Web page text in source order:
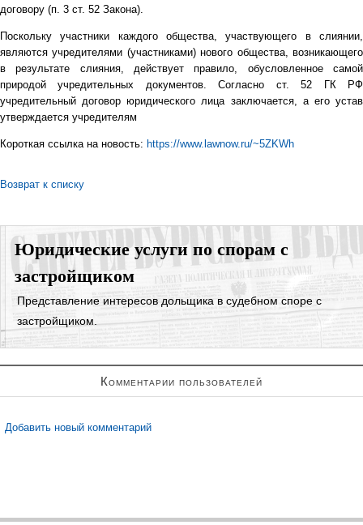
договору (п. 3 ст. 52 Закона).
Поскольку участники каждого общества, участвующего в слиянии,
являются учредителями (участниками) нового общества, возникающего
в результате слияния, действует правило, обусловленное самой
природой учредительных документов. Согласно ст. 52 ГК РФ
учредительный договор юридического лица заключается, а его устав
утверждается учредителям
Короткая ссылка на новость: https://www.lawnow.ru/~5ZKWh
Возврат к списку
Юридические услуги по спорам с
застройщиком
Представление интересов дольщика в судебном споре с
застройщиком.
Представление интересов в судах общей юрисдикции;
Взыскание задолженности;
Комментарии пользователей
Добавить новый комментарий